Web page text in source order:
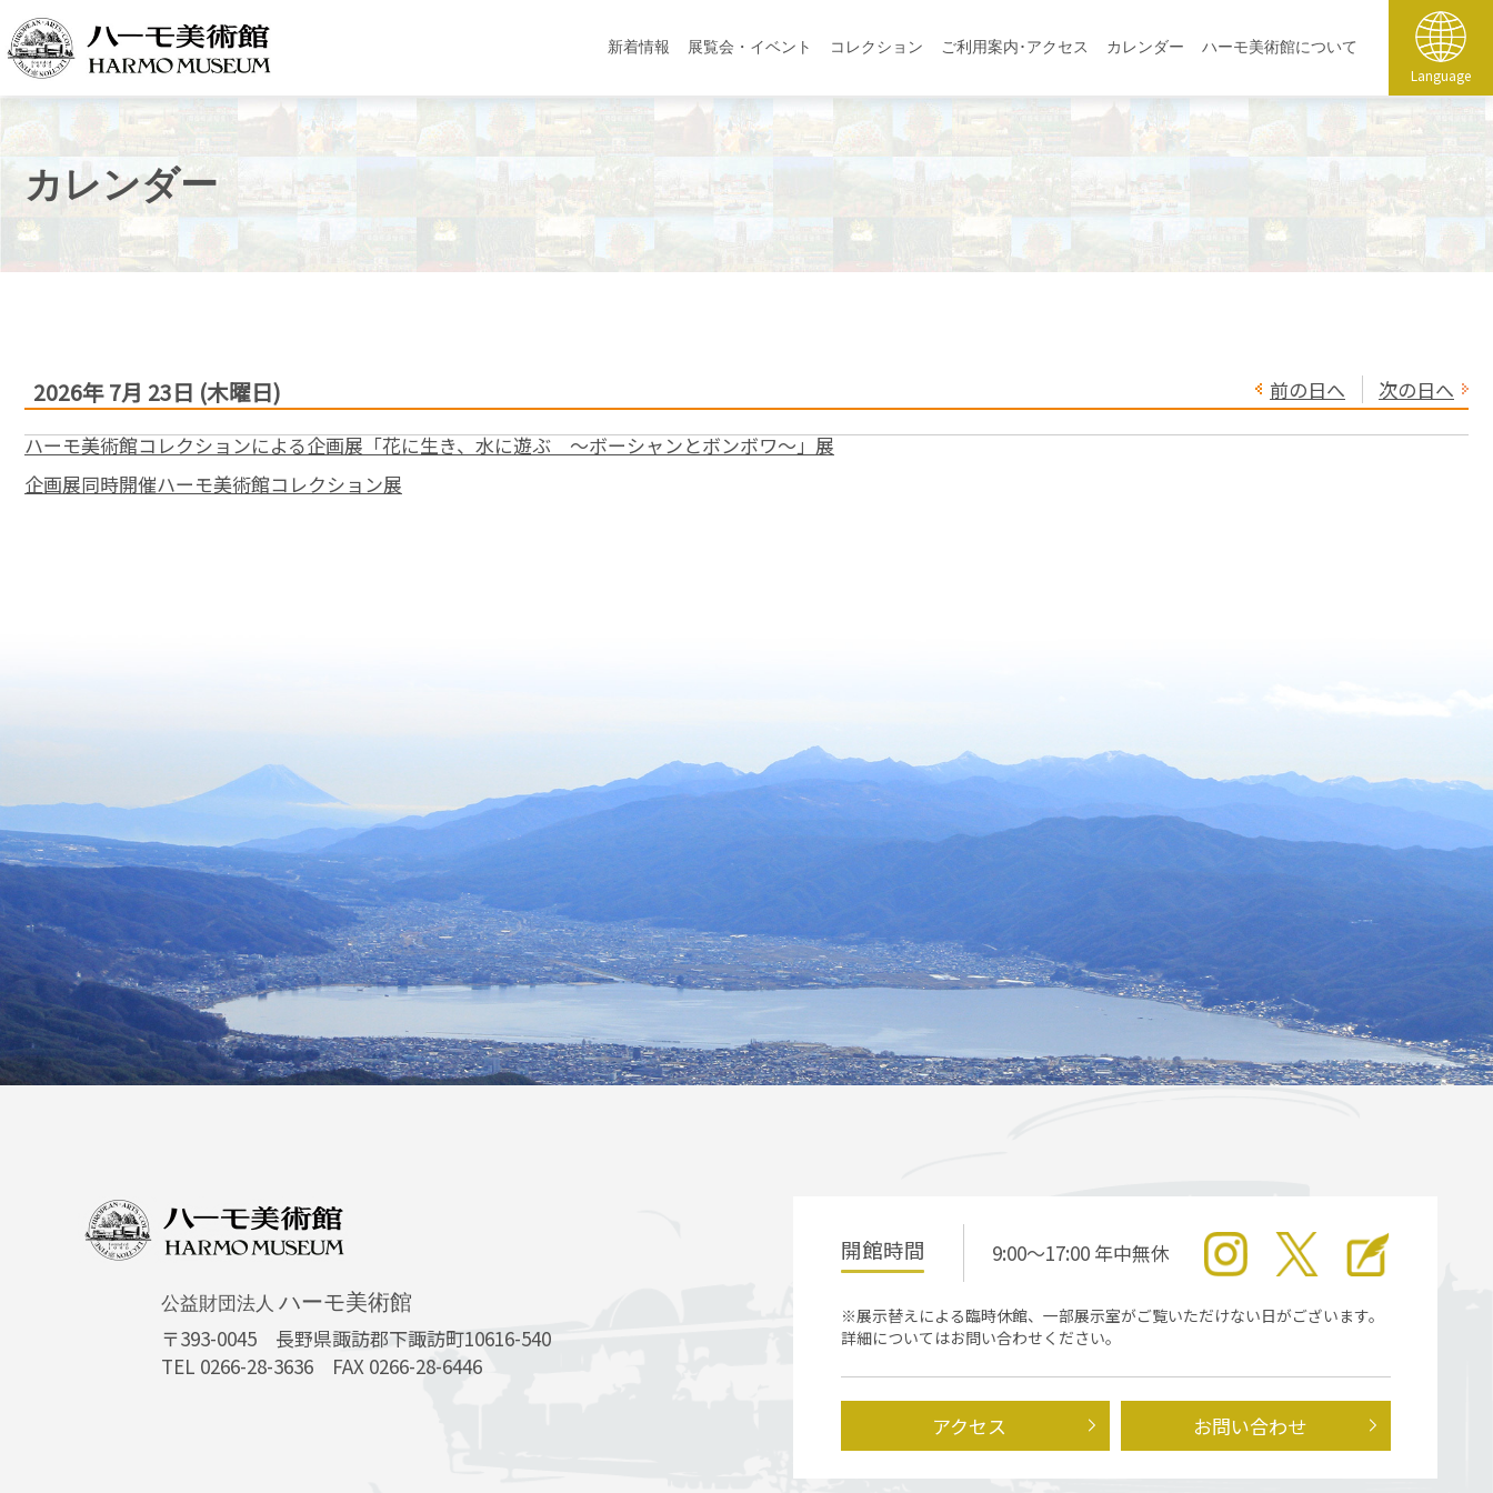
新着情報 展覧会・イベント コレクション ご利用案内･アクセス カレンダー ハーモ美術館について
Language
カレンダー
2026年7月 23日 (木曜日) 前の日へ 次の日へ
ハーモ美術館コレクションによる企画展「花に生き、水に遊ぶ 〜ボーシャンとボンボワ〜」展
企画展同時開催ハーモ美術館コレクション展
公益財団法人 ハーモ美術館
〒393-0045 長野県諏訪郡下諏訪町10616-540
TEL 0266-28-3636 FAX 0266-28-6446
開館時間 9:00～17:00 年中無休
※展示替えによる臨時休館、一部展示室がご覧いただけない日がございます。
詳細についてはお問い合わせください。
アクセス お問い合わせ